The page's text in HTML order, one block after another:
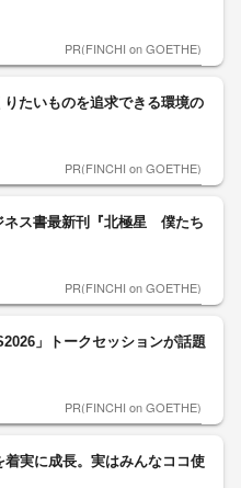
PR(FINCHI on GOETHE)
りたいものを追求できる環境の
PR(FINCHI on GOETHE)
ネス書最新刊『北極星 僕たち
PR(FINCHI on GOETHE)
」トークセッションが話題
PR(FINCHI on GOETHE)
着実に成長。実はみんなココ使